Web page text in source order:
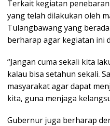
Terkait kegiatan
yang telah dilakukan oleh
Tulangbawang yang
berharap agar kegiatan ini
“Jangan cuma sekali kita
kalau bisa setahun sekali.
masyarakat agar dapat
kita, guna menjaga
Gubernur juga berharap